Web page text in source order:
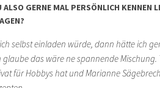
GERNE MAL PERSÖNLICH KENNEN
selbst einladen würde, dann hätte ich
glaube das wäre ne spannendeMischung.
für Hobbys hat und Marianne